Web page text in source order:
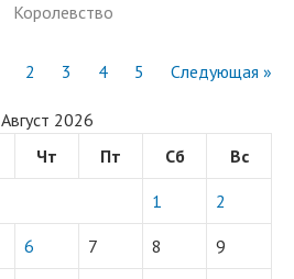
Королевство
2 3 4 5 Следующая »
Август 2026
Чт Пт Сб Вс
1 2
6 7 8 9